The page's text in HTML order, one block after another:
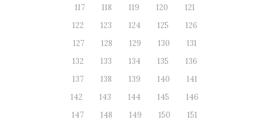
117
118 119 120
121
122
123 124 125
126
127
128 129 130
131
132
133 134 135
136
137
138 139 140
141
142
143 144 145
146
147
148 149 150
151